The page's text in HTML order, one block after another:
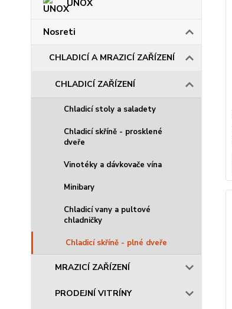
UNOX
Nosreti
CHLADICÍ A MRAZICÍ ZAŘÍZENÍ
CHLADICÍ ZAŘÍZENÍ
Chladicí stoly a saladety
Chladicí skříně - prosklené
dveře
Vinotéky a dávkovače vína
Minibary
Chladicí vany a pultové
chladničky
Chladicí skříně - plné dveře
MRAZICÍ ZAŘÍZENÍ
PRODEJNÍ VITRÍNY